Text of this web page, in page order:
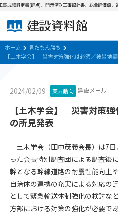
建設資料館とは
東京都の入札資料
国土交通省の入札
見たもん勝ち
会員登録について
サポーター会員
会社概要 お
会員規約
績評定書(評点)、開示済み工事設計書、総合評価値、過
ホーム
見たもん勝ち
【土木学会】 災害対策強化は必須／被災地
2024/02/09 業界動向 建設メール
【土木学会】 災害対策
の所見発表
土木学会（田中茂義会長）は7
った会長特別調査団による調査後
幹となる幹線道路の耐震性能向上
自治体の連携の充実による対応の
として緊急輸送体制強化の検討な
方部における対策の強化が必要であ
第1条（規約の目的）
会員サービスの利用条件等につ
2. 管理者が建設資料館WEB上で随
一部を構成するものとします。
第2条（規約の変更）
本規約は、会員の了承を得ること
あります。変更内容は、建設資料